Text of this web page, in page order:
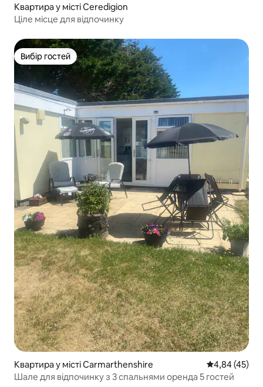
Квартира у місті Ceredigion
Ціле місце для відпочинку
Вибір гостей
Вибір гостей
Квартира у місті Carmarthenshire Середня
4,84 (45)
Шале для відпочинку з 3 спальнями оренда 5 гостей